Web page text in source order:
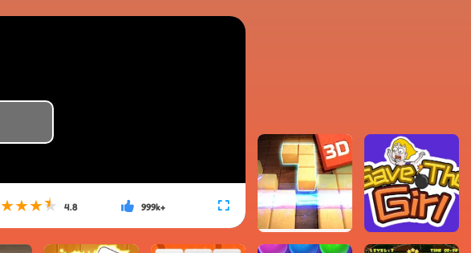
★★★★ 4.8 999k+